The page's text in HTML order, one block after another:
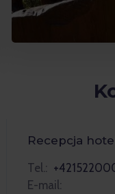
Recepcja
Tel.:
E-mail: